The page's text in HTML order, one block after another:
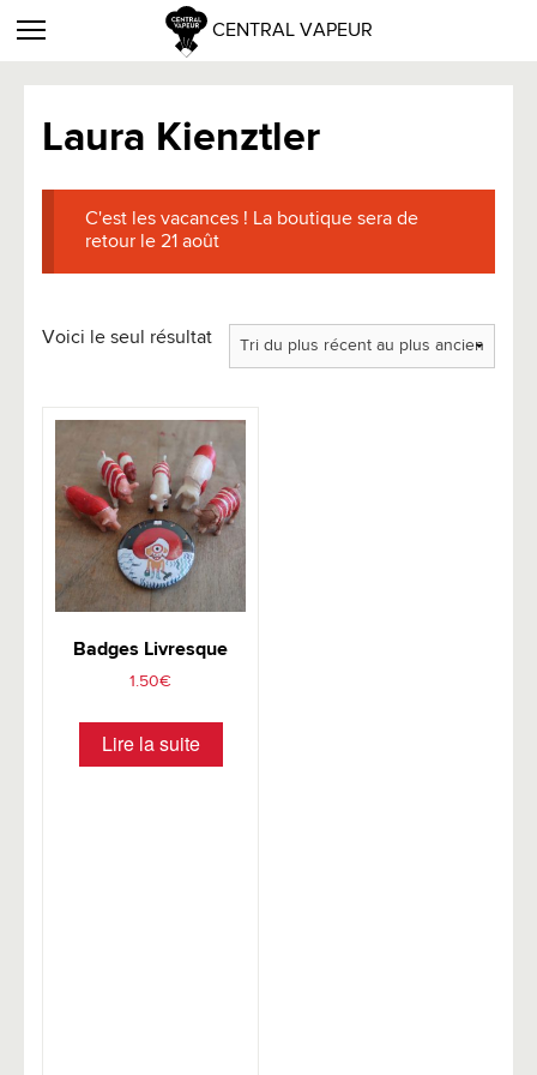
CENTRAL VAPEUR
Laura Kienztler
C'est les vacances ! La boutique sera de
retour le 21 août
Voici le seul résultat
Badges Livresque
1.50€
Lire la suite